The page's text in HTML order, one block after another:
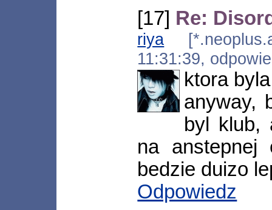
[17] Re:
riya
11:31:39,
ktora
anyway,
byl klub,
na anstepnej
bedzie duizo
Odpowiedz